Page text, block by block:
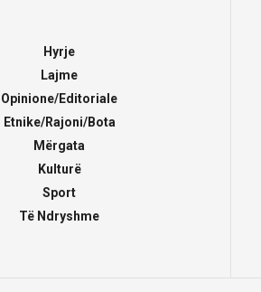
Hyrje
Lajme
Opinione/Editoriale
Etnike/Rajoni/Bota
Mërgata
Kulturë
Sport
Të Ndryshme